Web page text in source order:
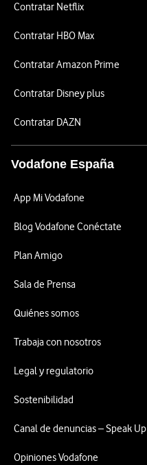
Contratar Netflix
Contratar HBO Max
Contratar Amazon Prime
Contratar Disney plus
Contratar DAZN
Vodafone España
App Mi Vodafone
Blog Vodafone Conéctate
Plan Amigo
Sala de Prensa
Quiénes somos
Trabaja con nosotros
Legal y regulatorio
Sostenibilidad
Canal de denuncias – Speak Up
Opiniones Vodafone